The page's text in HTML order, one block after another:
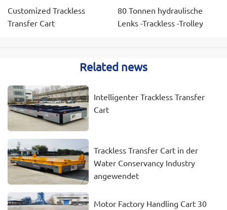
Customized Trackless
Transfer Cart
80 Tonnen hydraulische
Lenks -Trackless -Trolley
Related news
Intelligenter Trackless Transfer
Cart
Trackless Transfer Cart in der
Water Conservancy Industry
angewendet
Motor Factory Handling Cart 30